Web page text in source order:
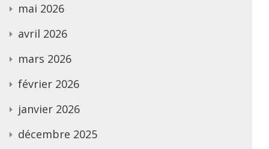
mai 2026
avril 2026
mars 2026
février 2026
janvier 2026
décembre 2025